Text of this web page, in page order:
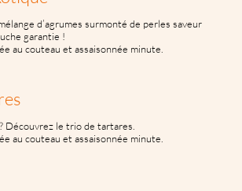
d’agrumes surmonté de perles saveur
garantie !
au couteau et assaisonnée minute.
Découvrez le trio de tartares.
au couteau et assaisonnée minute.